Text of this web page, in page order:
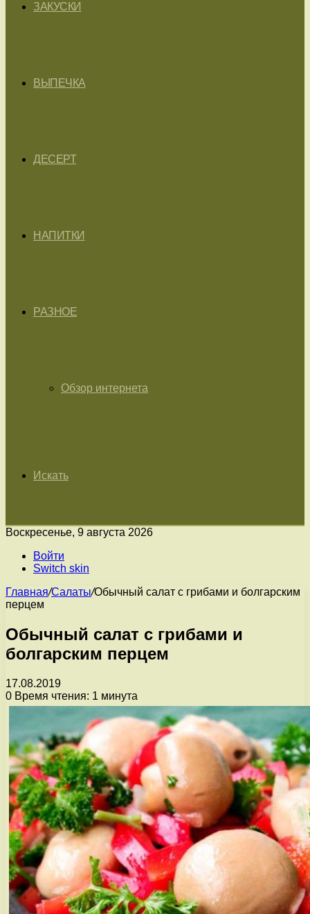
ЗАКУСКИ
ВЫПЕЧКА
ДЕСЕРТ
НАПИТКИ
РАЗНОЕ
Обзор интернета
Искать
Воскресенье, 9 августа 2026
Войти
Switch skin
Главная/Салаты/Обычный салат с грибами и болгарским
перцем
Обычный салат с грибами и
болгарским перцем
17.08.2019
0 Время чтения: 1 минута